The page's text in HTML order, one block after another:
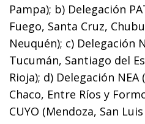
Pampa); b) Delegación
Fuego, Santa Cruz,
Neuquén); c) Delegación
Tucumán, Santiago del
Rioja); d) Delegación
Chaco, Entre Ríos y
CUYO (Mendoza, San Luis